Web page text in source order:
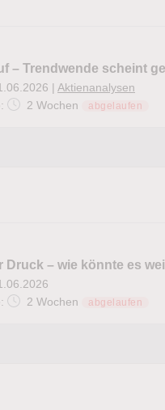
– Trendwende scheint
| Aktienanalysen
2 Wochen abgelaufen
Druck – wie könnte es
2 Wochen abgelaufen